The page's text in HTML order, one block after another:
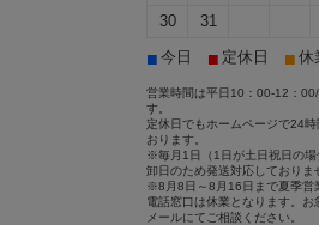
30
31
■ 今日 ■ 定休日 ■ 休
営業時間は平日10：00-12：
す。
定休日でもホームページで24
おります。
※毎月1日（1日が土日祝日の場
卸日のため発送対応しておりま
※8月8日～8月16日まで夏季営
電話窓口は休業となります。お
メールにてご相談ください。